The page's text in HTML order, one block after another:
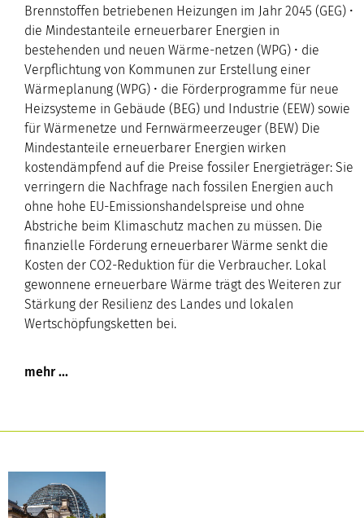
Brennstoffen betriebenen Heizungen im Jahr 2045 (GEG) •
die Mindestanteile erneuerbarer Energien in
bestehenden und neuen Wärme-netzen (WPG) • die
Verpflichtung von Kommunen zur Erstellung einer
Wärmeplanung (WPG) • die Förderprogramme für neue
Heizsysteme in Gebäude (BEG) und Industrie (EEW) sowie
für Wärmenetze und Fernwärmeerzeuger (BEW) Die
Mindestanteile erneuerbarer Energien wirken
kostendämpfend auf die Preise fossiler Energieträger: Sie
verringern die Nachfrage nach fossilen Energien auch
ohne hohe EU-Emissionshandelspreise und ohne
Abstriche beim Klimaschutz machen zu müssen. Die
finanzielle Förderung erneuerbarer Wärme senkt die
Kosten der CO2-Reduktion für die Verbraucher. Lokal
gewonnene erneuerbare Wärme trägt des Weiteren zur
Stärkung der Resilienz des Landes und lokalen
Wertschöpfungsketten bei.